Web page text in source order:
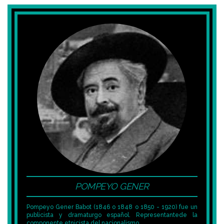
POMPEYO GENER
Pompeyo Gener Babot ​ (1846 o 1848 o 1850 - 1920) fue un
publicista y dramaturgo español. Representantede la